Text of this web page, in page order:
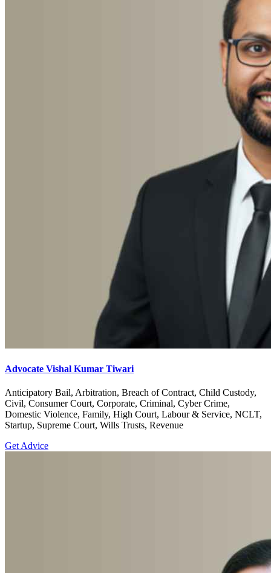
Advocate Vishal Kumar Tiwari
Anticipatory Bail, Arbitration, Breach of Contract, Child Custody,
Civil, Consumer Court, Corporate, Criminal, Cyber Crime,
Domestic Violence, Family, High Court, Labour & Service, NCLT,
Startup, Supreme Court, Wills Trusts, Revenue
Get Advice